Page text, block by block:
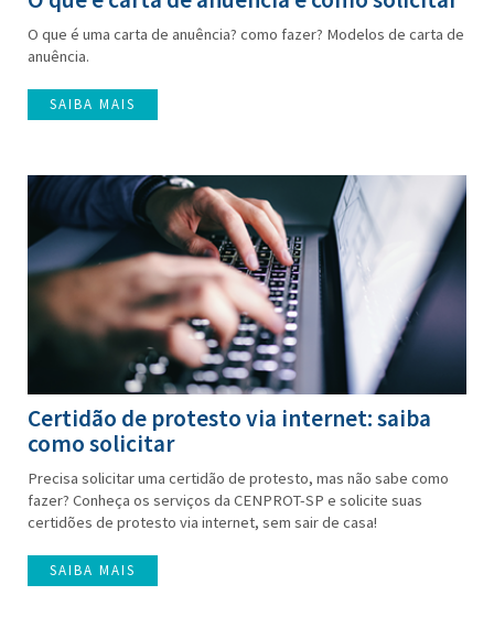
O que é uma carta de anuência? como fazer? Modelos de carta de
anuência.
SAIBA MAIS
Certidão de protesto via internet: saiba
como solicitar
Precisa solicitar uma certidão de protesto, mas não sabe como
fazer? Conheça os serviços da CENPROT-SP e solicite suas
certidões de protesto via internet, sem sair de casa!
SAIBA MAIS